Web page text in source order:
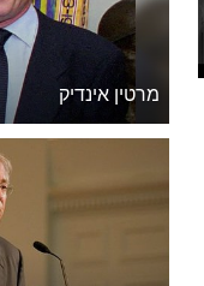
מרטין אינדיק